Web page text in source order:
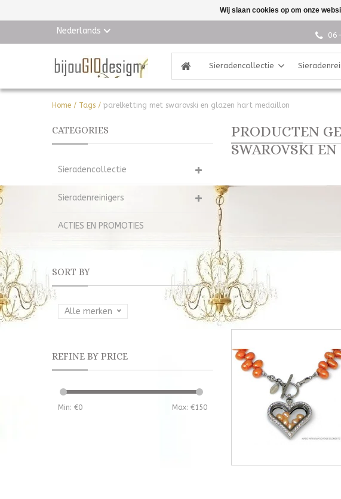
Nederlands
Sieradencollectie
Home / Tags / parelketting met swarovski en glazen hart medaillon
CATEGORIES
Sieradencollectie
Sieradenreinigers
ACTIES EN PROMOTIES
SORT BY
Alle merken
REFINE BY PRICE
Min: €0 Max: €150
PRODUCTEN
SWAROVSKI
Wij slaan cookies op om onze